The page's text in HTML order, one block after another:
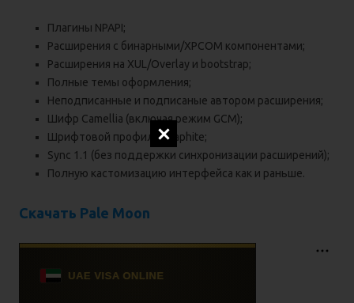
Плагины NPAPI;
Расширения с бинарными/XPCOM компонентами;
Расширения на XUL/Overlay и bootstrap;
Полные темы оформления;
Неподписанные и подписаные автором расширения;
Шифр Camellia (включая режим GCM);
Шрифтовой профиль Graphite;
Sync 1.1 (без поддержки синхронизации расширений);
Полную кастомизацию интерфейса как и раньше.
Скачать Pale Moon